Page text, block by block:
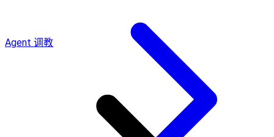
Agent 调教